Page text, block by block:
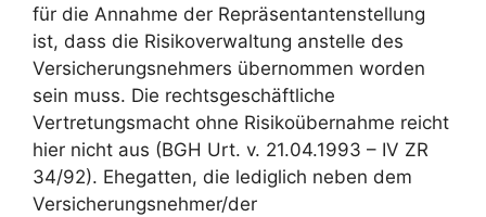
für die Annahme der Repräsentantenstellung
ist, dass die Risikoverwaltung anstelle des
Versicherungsnehmers übernommen worden
sein muss. Die rechtsgeschäftliche
Vertretungsmacht ohne Risikoübernahme reicht
hier nicht aus (BGH Urt. v. 21.04.1993 – IV ZR
34/92). Ehegatten, die lediglich neben dem
Versicherungsnehmer/der